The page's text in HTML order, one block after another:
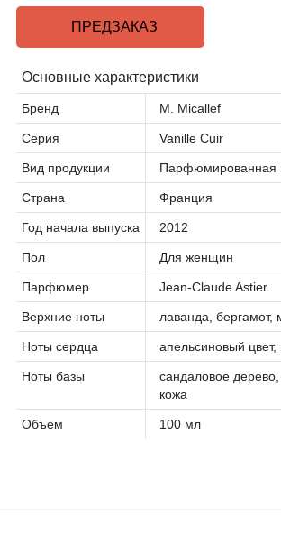
ПРЕДЗАКАЗ
Основные характеристики
Бренд M. Micallef
Серия Vanille Cuir
Вид продукции Парфюмированная
Страна Франция
Год начала выпуска 2012
Пол Для женщин
Парфюмер Jean-Claude Astier
Верхние ноты лаванда, бергамот,
Ноты сердца апельсиновый
Ноты базы
сандаловое
кожа
Объем 100 мл